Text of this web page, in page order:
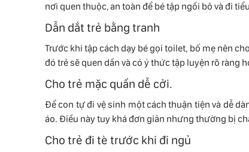
nơi quen thuộc, an toàn để bé tập ngồi bô và đi
Dẫn dắt trẻ bằng tranh
Trước khi tập cách dạy bé gọi toilet, bố mẹ nên
đó trẻ sẽ quen dần và có ý thức tập luyện rõ ràng
Cho trẻ mặc quần dễ cởi.
Để con tự đi vệ sinh một cách thuận tiện và dễ
áo. Điều này tuy khá đơn giản nhưng thường bị
Cho trẻ đi tè trước khi đi ngủ